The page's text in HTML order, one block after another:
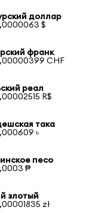
доллар
$
франк
CHF
реал
R$
така
৳
песо
₱
злотый
zł